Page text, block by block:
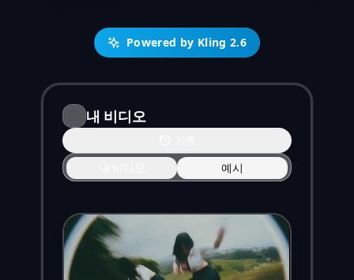
Powered by Kling 2.6
내 비디오
예시